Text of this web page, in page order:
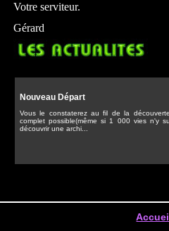
Votre serviteur.
Gérard
Nouveau Départ
Vous le constaterez au fil de la
complet possible(même si 1 000 vies n'y
découvrir une archi...